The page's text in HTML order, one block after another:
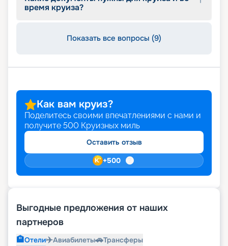
круиз начинается здесь и сейчас!
время круиза?
Показать все вопросы (9)
Как вам круиз?
Поделитесь своими впечатлениями с нами и
получите 500 Круизных миль
Оставить отзыв
+500
Выгодные предложения от наших
партнеров
🏨Отели✈️Авиабилеты🚗Трансферы